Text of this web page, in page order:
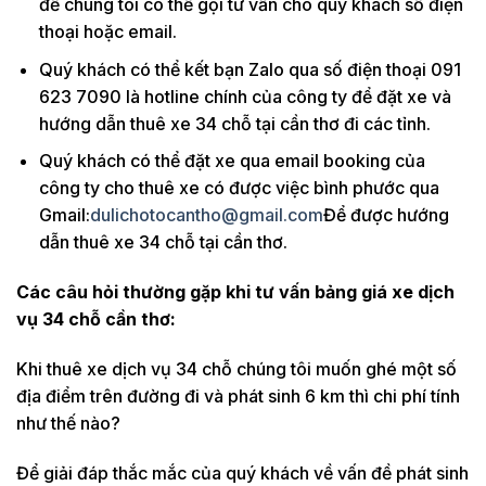
thoại hoặc email.
Quý khách có thể kết bạn Zalo qua số điện thoại 091
623 7090 là hotline chính của công ty để đặt xe và
hướng dẫn thuê xe 34 chỗ tại cần thơ đi các tỉnh.
Quý khách có thể đặt xe qua email booking của
công ty cho thuê xe có được việc bình phước qua
Gmail:dulichotocantho@gmail.comĐể được hướng
dẫn thuê xe 34 chỗ tại cần thơ.
Các câu hỏi thường gặp khi tư vấn bảng giá xe dịch
vụ 34 chỗ cần thơ:
Khi thuê xe dịch vụ 34 chỗ chúng tôi muốn ghé một số
địa điểm trên đường đi và phát sinh 6 km thì chi phí tính
như thế nào?
Để giải đáp thắc mắc của quý khách về vấn đề phát sinh